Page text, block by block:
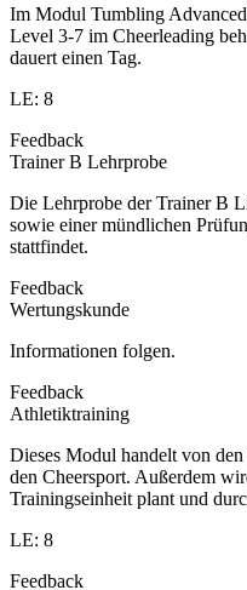
Im Modul Tumbling
Level 3-7 im Cheerleading
dauert einen Tag.
LE: 8
Feedback
Trainer B Lehrprobe
Die Lehrprobe der Trainer B
sowie einer mündlichen
stattfindet.
Feedback
Wertungskunde
Informationen folgen.
Feedback
Athletiktraining
Dieses Modul handelt von
den Cheersport. Außerdem
Trainingseinheit plant und
LE: 8
Feedback